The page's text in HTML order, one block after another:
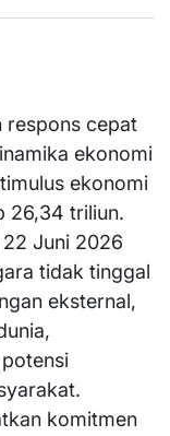
respons cepat
ekonomi
ekonomi
26,34 triliun.
Juni 2026
tidak tinggal
eksternal,
komitmen